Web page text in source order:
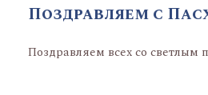
Поздравляем с
Поздравляем всех со светлым